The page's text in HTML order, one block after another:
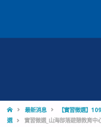
HOME最新消息
【實習徵選】
選
實習徵選_山海部落遊憩教育中